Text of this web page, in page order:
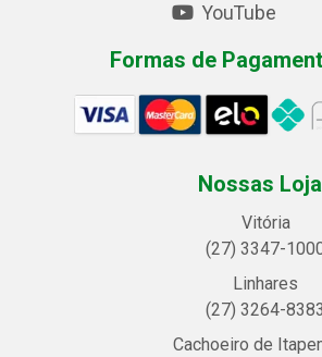
YouTube
Formas de
Nossas
Vitória
(27) 3347-
Linhares
(27) 3264-8383
Cachoeiro de